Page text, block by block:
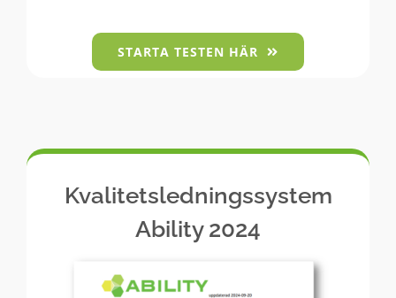
STARTA TESTEN HÄR
Kvalitetsledningssystem
Ability 2024